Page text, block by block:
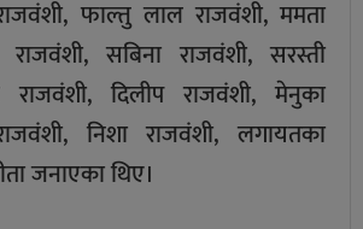
फाल्तु लाल राजवंशी, ममता
सबिना राजवंशी, सरस्ती
दिलीप राजवंशी, मेनुका
निशा राजवंशी, लगायतका
जनाएका थिए।